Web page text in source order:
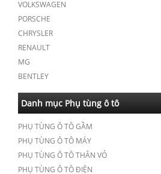
VOLKSWAGEN
PORSCHE
CHRYSLER
RENAULT
MG
BENTLEY
Danh mục Phụ tùng ô tô
PHỤ TÙNG Ô TÔ GẦM
PHỤ TÙNG Ô TÔ MÁY
PHỤ TÙNG Ô TÔ THÂN VỎ
PHỤ TÙNG Ô TÔ ĐIỆN